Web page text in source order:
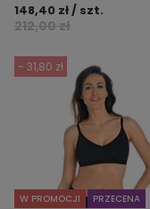
212,00 zł
148,40 zł / szt.
- 31,80 zł
W PROMOCJI PRZECENA